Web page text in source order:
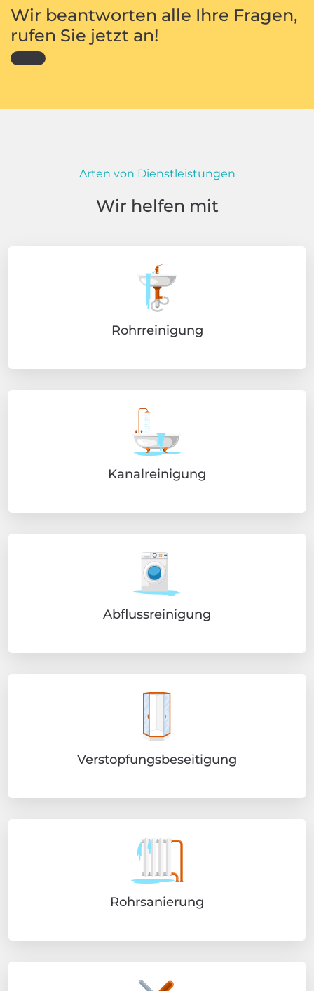
Wir beantworten alle Ihre Fragen,
rufen Sie jetzt an!
Arten von Dienstleistungen
Wir helfen mit
Rohrreinigung
Kanalreinigung
Abflussreinigung
Verstopfungsbeseitigung
Rohrsanierung